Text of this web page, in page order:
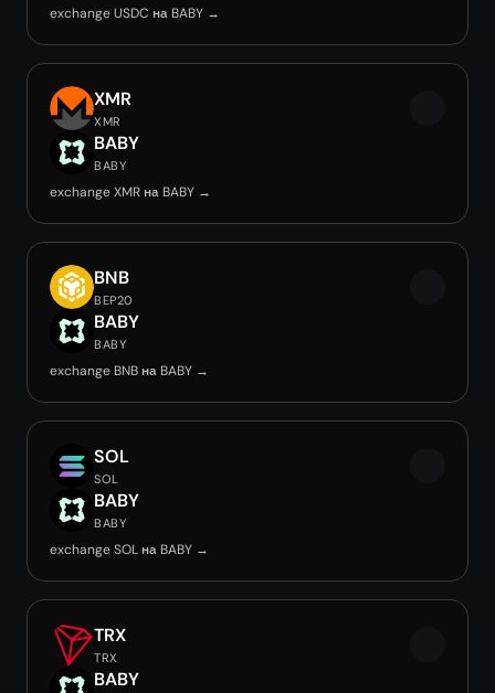
exchange USDC на BABY →
XMR
XMR
BABY
BABY
exchange XMR на BABY →
BNB
BEP20
BABY
BABY
exchange BNB на BABY →
SOL
SOL
BABY
BABY
exchange SOL на BABY →
TRX
TRX
BABY